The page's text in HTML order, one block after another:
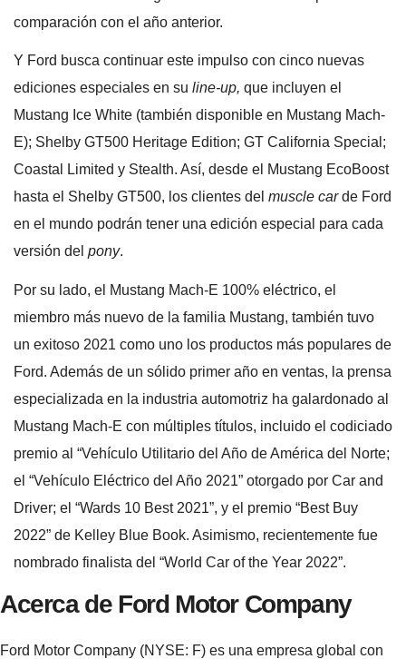
comparación con el año anterior.
Y Ford busca continuar este impulso con cinco nuevas
ediciones especiales en su line-up, que incluyen el
Mustang Ice White (también disponible en Mustang Mach-
E); Shelby GT500 Heritage Edition; GT California Special;
Coastal Limited y Stealth. Así, desde el Mustang EcoBoost
hasta el Shelby GT500, los clientes del muscle carde Ford
en el mundo podrán tener una edición especial para cada
versión del pony.
Por su lado, el Mustang Mach-E 100% eléctrico, el
miembro más nuevo de la familia Mustang, también tuvo
un exitoso 2021 como uno los productos más populares de
Ford. Además de un sólido primer año en ventas, la prensa
especializada en la industria automotriz ha galardonado al
Mustang Mach-E con múltiples títulos, incluido el codiciado
premio al “Vehículo Utilitario del Año de América del Norte;
el “Vehículo Eléctrico del Año 2021” otorgado por Car and
Driver; el “Wards 10 Best 2021”, y el premio “Best Buy
2022” de Kelley Blue Book. Asimismo, recientemente fue
nombrado finalista del “World Car of the Year 2022”.
Acerca de Ford Motor Company
Ford Motor Company (NYSE: F) es una empresa global con